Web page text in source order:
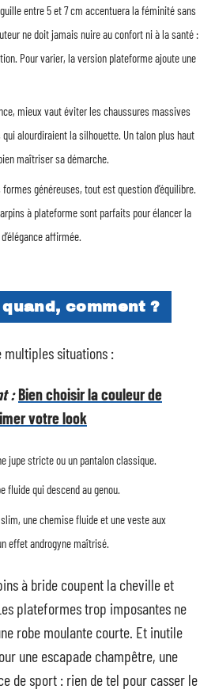
entre 5 et 7 cm accentuera la féminité sans
ne doit jamais nuire au confort ni à la santé :
Pour varier, la version plateforme ajoute une
mieux vaut éviter les chaussures massives
alourdiraient la silhouette. Un talon plus haut
maîtriser sa démarche.
généreuses, tout est question d’équilibre.
à plateforme sont parfaits pour élancer la
affirmée.
comment ?
multiples situations :
:Bien choisir la couleur de
votre look
jupe stricte ou un pantalon classique.
fluide qui descend au genou.
une chemise fluide et une veste aux
effet androgyne maîtrisé.
à bride coupent la cheville et
plateformes trop imposantes ne
robe moulante courte. Et inutile
une escapade champêtre, une
de sport : rien de tel pour casser le